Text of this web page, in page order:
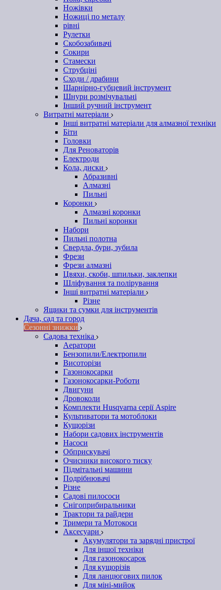
Ножівки
Ножиці по металу
рівні
Рулетки
Скобозабивачі
Сокири
Стамески
Струбціні
Сходи / драбини
Шарнірно-губцевий інструмент
Шнури розмічувальні
Інший ручний інструмент
Витратні матеріали
Інші витратні матеріали для алмазної техніки
Біти
Головки
Для Реноваторів
Електроди
Кола, диски
Абразивні
Алмазні
Пильні
Коронки
Алмазні коронки
Пильні коронки
Набори
Пильні полотна
Свердла, бури, зубила
Фрези
Фрези алмазні
Цвяхи, скоби, шпильки, заклепки
Шліфування та полірування
Інші витратні матеріали
Різне
Ящики та сумки для інструментів
Дача, сад та город
Сезонні знижки
Садова техніка
Аератори
Бензопили/Електропили
Висоторізи
Газонокосарки
Газонокосарки-Роботи
Двигуни
Дровоколи
Комплекти Husqvarna серії Aspire
Культиватори та мотоблоки
Кущорізи
Набори садових інструментів
Насоси
Обприскувачі
Очисники високого тиску
Підмітальні машини
Подрібнювачі
Різне
Садові пилососи
Снігоприбиральники
Трактори та райдери
Тримери та Мотокоси
Аксесуари
Акумулятори та зарядні пристрої
Для іншої техніки
Для газонокосарок
Для кущорізів
Для ланцюгових пилок
Для міні-мийок